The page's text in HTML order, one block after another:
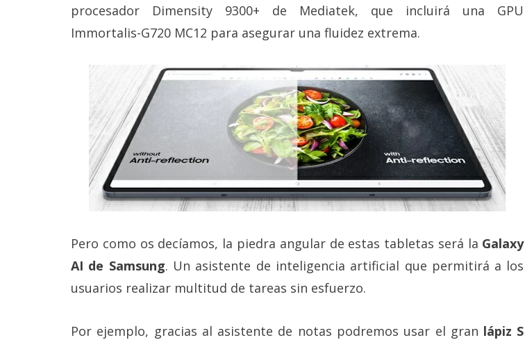
procesador Dimensity 9300+ de Mediatek, que incluirá una GPU
Immortalis-G720 MC12 para asegurar una fluidez extrema.
Pero como os decíamos, la piedra angular de estas tabletas será la Galaxy
AI de Samsung. Un asistente de inteligencia artificial que permitirá a los
usuarios realizar multitud de tareas sin esfuerzo.
Por ejemplo, gracias al asistente de notas podremos usar el gran lápiz S